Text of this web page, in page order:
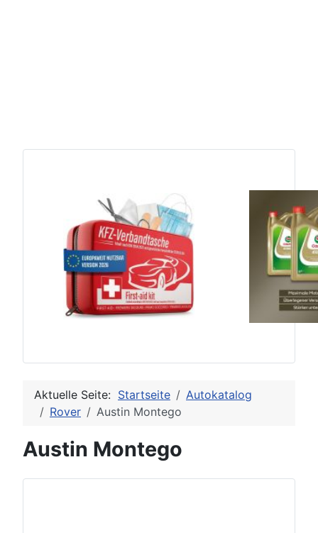
Aktuelle Seite: Startseite
Autokatalog
Rover
Austin Montego
Austin Montego